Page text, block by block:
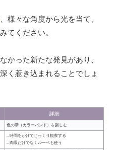
、様々な角度から光を当て、
てください。
かった新たな発見があり、
く惹き込まれることでしょ
詳細
色の帯（カラーバンド）を楽しむ
– 時間をかけてじっくり観察する
– 肉眼だけでなくルーペも使う